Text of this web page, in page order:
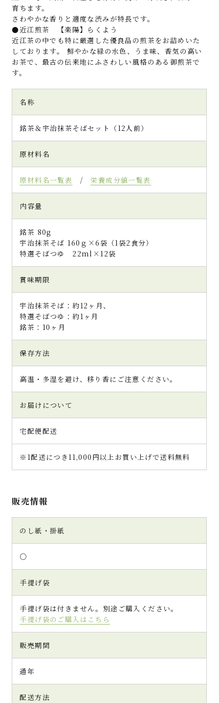
育ちます。
さわやかな香りと適度な渋みが特長です。
●近江煎茶 【楽陽】らくよう
近江茶の中でも特に厳選した優良品の煎茶をお詰めいた
しております。 鮮やかな緑の水色、うま味、香気の高い
お茶で、最古の伝来地にふさわしい風格のある御煎茶で
す。
名称
銘茶＆宇治抹茶そばセット（12人前）
原材料名
原材料名一覧表 /栄養成分値一覧表
内容量
銘茶 80g
宇治抹茶そば 160ｇ×6袋（1袋2食分）
特選そばつゆ 22ml×12袋
賞味期限
宇治抹茶そば：約12ヶ月、
特選そばつゆ：約1ヶ月
銘茶：10ヶ月
保存方法
高温・多湿を避け、移り香にご注意ください。
お届けについて
宅配便配送
※1配送につき11,000円以上お買い上げで送料無料
販売情報
のし紙・掛紙
○
手提げ袋
手提げ袋は付きません。別途ご購入ください。
手提げ袋のご購入はこちら
販売期間
通年
配送方法